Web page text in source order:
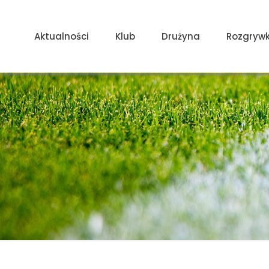
Aktualności Klub Drużyna